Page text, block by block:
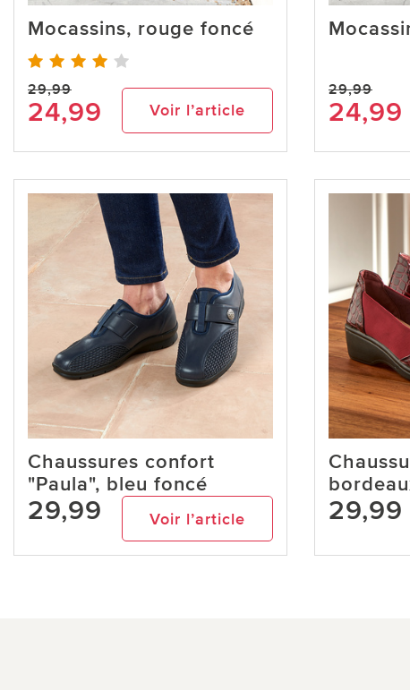
Mocassins, rouge foncé
29,99
24,99 Voir l’article
29,99
24,99
Chaussures confort
"Paula", bleu foncé
29,99 Voir l’article 29,99